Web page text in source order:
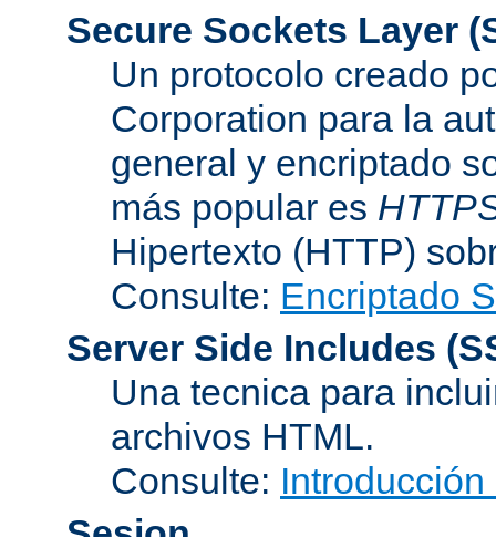
Secure Sockets Layer
Un protocolo creado
Corporation para la
general y encriptado
más popular es
Hipertexto (HTTP)
Consulte: Encriptado
Server Side Includes
Una tecnica para
archivos HTML.
Consulte: